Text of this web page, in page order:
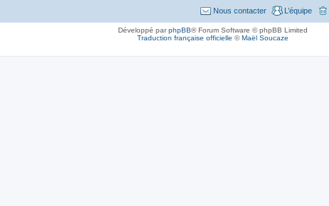
L’équipe
Nous contacter
Développé parphpBB® Forum Software © phpBB Limited
Traduction française officielle ©Maël Soucaze